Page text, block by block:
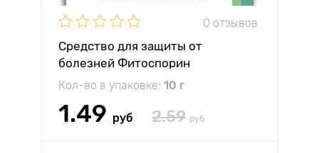
0 отзывов
Средство для защиты от
болезней Фитоспорин
Кол-во в упаковке: 10 г
1.49 руб 2.59 руб